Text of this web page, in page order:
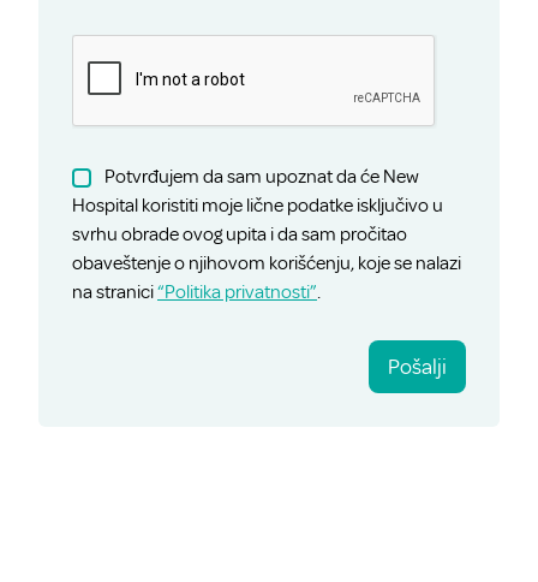
Potvrđujem da sam upoznat da će New
Hospital koristiti moje lične podatke isključivo u
svrhu obrade ovog upita i da sam pročitao
obaveštenje o njihovom korišćenju, koje se nalazi
na stranici“Politika privatnosti”.
Pošalji